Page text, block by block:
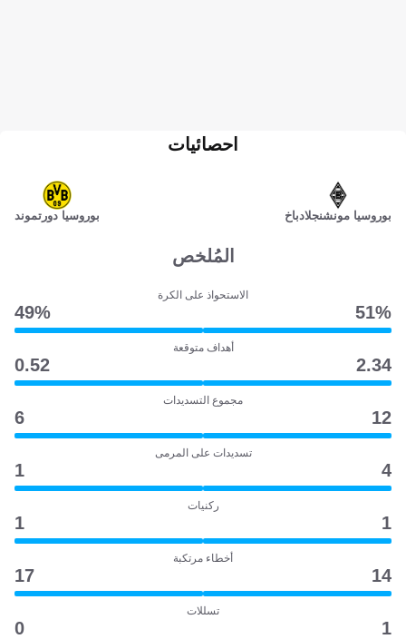
بوروسيا مونشنجلادباخ
احصائيات
بوروسيا دورتموند
المُلخص
الاستحواذ على الكرة
51‎%‎
49‎%‎
أهداف متوقعة
2.34
0.52
مجموع التسديدات
12
6
تسديدات على المرمى
4
1
ركنيات
1
1
أخطاء مرتكبة
14
17
تسللات
1
0